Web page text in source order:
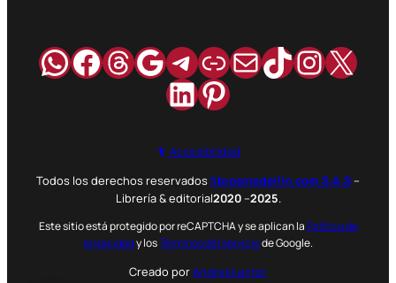
WhatsApp
Facebook
Hilos
Google
Telegram
Enlace
Correo
TikTok
X
LinkedIn
Pinterest
Accesibilidad
Todos los derechos reservados librosmedellin.com S.A.S–
Librería & editorial2020–2025.
Este sitio está protegido por reCAPTCHA y se aplican laPolítica de
privacidady losTérminos del serviciode Google.
Creado porAndresLector